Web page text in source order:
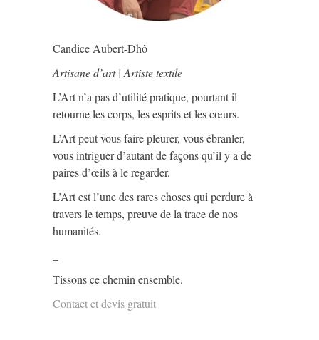
Candice Aubert-Dhô
Artisane d’art | Artiste textile
L’Art n’a pas d’utilité pratique, pourtant il
retourne les corps, les esprits et les cœurs.
L’Art peut vous faire pleurer, vous ébranler,
vous intriguer d’autant de façons qu’il y a de
paires d’œils à le regarder.
L’Art est l’une des rares choses qui perdure à
travers le temps, preuve de la trace de nos
humanités.
Tissons ce chemin ensemble.
Contact et devis gratuit